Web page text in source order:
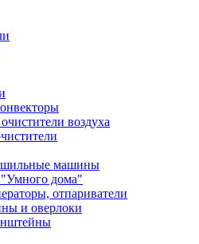
воздуха
машины
"Умного дома"
отпариватели
и оверлоки